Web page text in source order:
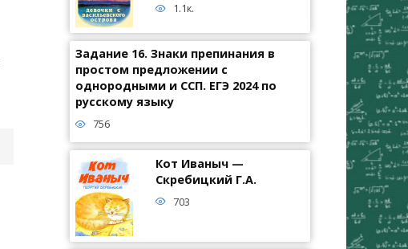
1.1к.
Задание 16. Знаки препинания в
простом предложении с
однородными и ССП. ЕГЭ 2024 по
русскому языку
756
Кот Иваныч —
Скребицкий Г.А.
703